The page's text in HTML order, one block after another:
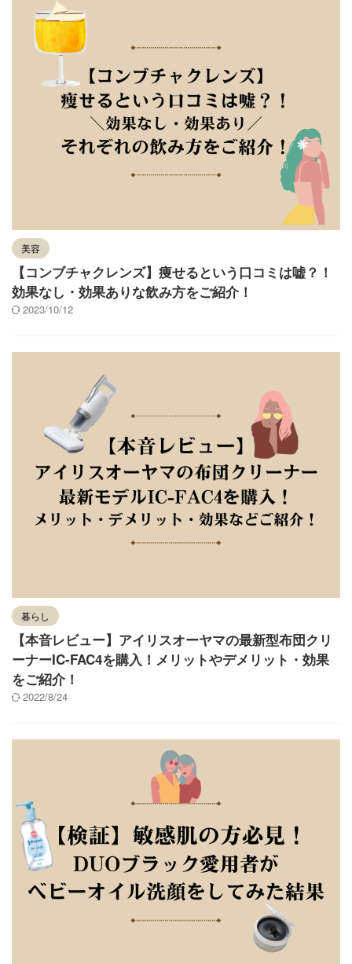
美容
【コンブチャクレンズ】痩せるという口コミは嘘？！
効果なし・効果ありな飲み方をご紹介！
2023/10/12
暮らし
【本音レビュー】アイリスオーヤマの最新型布団クリ
ーナーIC-FAC4を購入！メリットやデメリット・効果
をご紹介！
2022/8/24